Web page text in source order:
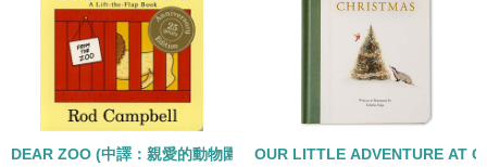
DEAR ZOO (中譯：親愛的動物園) /硬頁書【82】/字母Z學習繪本
OUR LITTLE ADVENTURE AT